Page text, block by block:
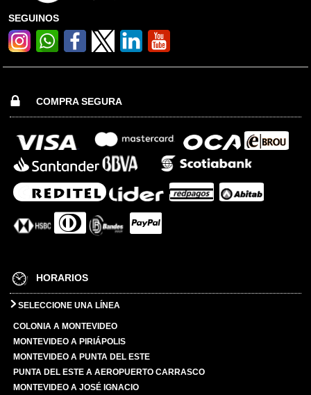
SEGUINOS
COMPRA SEGURA
HORARIOS
SELECCIONE UNA LÍNEA
COLONIA A MONTEVIDEO
MONTEVIDEO A PIRIÁPOLIS
MONTEVIDEO A PUNTA DEL ESTE
PUNTA DEL ESTE A AEROPUERTO CARRASCO
MONTEVIDEO A JOSÉ IGNACIO